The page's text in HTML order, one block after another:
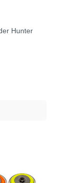
Hunter